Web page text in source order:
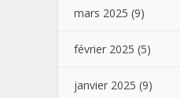
mars 2025 (9)
février 2025 (5)
janvier 2025 (9)